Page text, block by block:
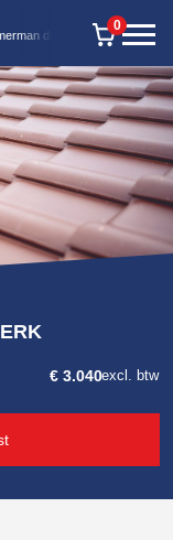
0
dakwerk
€ 3.040excl. btw